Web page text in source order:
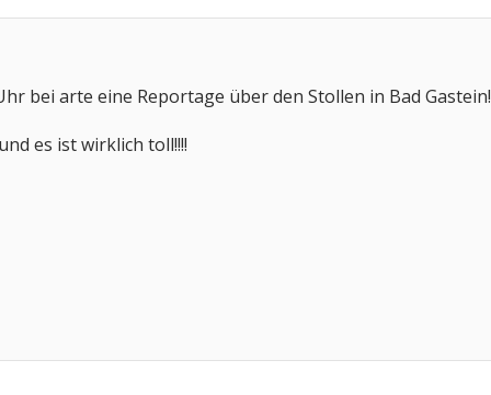
bei arte eine Reportage über den Stollen in Bad Gastein!
es ist wirklich toll!!!!